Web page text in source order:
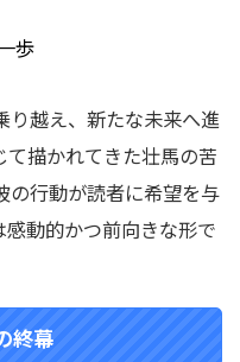
歩
り越え、新たな未来へ進
描かれてきた壮馬の苦
の行動が読者に希望を与
動的かつ前向きな形で
終幕